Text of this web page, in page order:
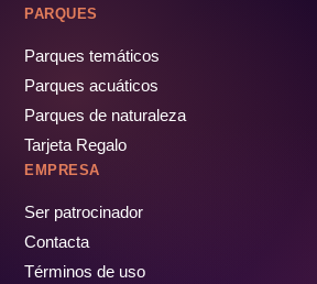
PARQUES
Parques temáticos
Parques acuáticos
Parques de naturaleza
Tarjeta Regalo
EMPRESA
Ser patrocinador
Contacta
Términos de uso